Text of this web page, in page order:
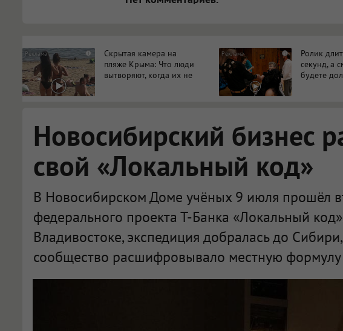
i
Скрытая камера на
пляже Крыма: Что люди
вытворяют, когда их не
i
Ролик
секунд, а
будете
Новосибирский бизнес
свой «Локальный код»
В Новосибирском Доме учёных 9 июля прошёл
федерального проекта Т-Банка «Локальный
Владивостоке, экспедиция добралась до
сообщество расшифровывало местную формулу